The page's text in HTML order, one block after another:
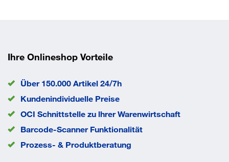
Ihre Onlineshop Vorteile
Über 150.000 Artikel 24/7h
Kundenindividuelle Preise
OCI Schnittstelle zu lhrer Warenwirtschaft
Barcode-Scanner Funktionalität
Prozess- & Produktberatung